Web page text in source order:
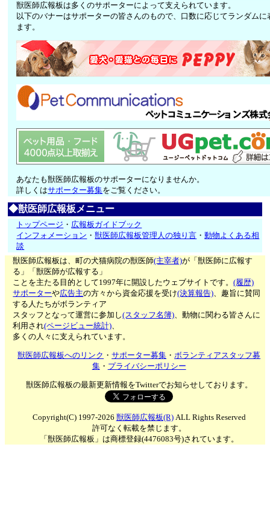
獣医師広報板は多くのサポーターによって支えられています。
以下のバナーはサポーターの皆さんのもので、口数に応じてランダムに
ます。
あなたも獣医師広報板のサポーターになりませんか。
詳しくはサポーター募集をご覧ください。
◆獣医師広報板メニュー
トップページ ・ 広報板ガイドブック
インフォメーション ・獣医師広報板管理人の独り言 ・動物よくある相
談
獣医師広報板は、町の犬猫病院の獣医師(主宰者)が「獣医師に広報す
る」「獣医師が広報する」
ことを主たる目的として1997年に開設したウェブサイトです。(履歴)
サポーターや広告主の方々から資金応援を受け(決算報告)、趣旨に賛同
する人たちがボランティア
スタッフとなって運営に参加し(スタッフ名簿)、動物に関わる皆さんに
利用され(ページビュー統計)、
多くの人々に支えられています。
獣医師広報板へのリンク ・サポーター募集 ・ボランティアスタッフ募
集・ プライバシーポリシー
獣医師広報板の最新更新情報をTwitterでお知らせしております。
Copyright(C) 1997-2026 獣医師広報板(R)ALL Rights Reserved
許可なく転載を禁じます。
「獣医師広報板」は商標登録(4476083号)されています。